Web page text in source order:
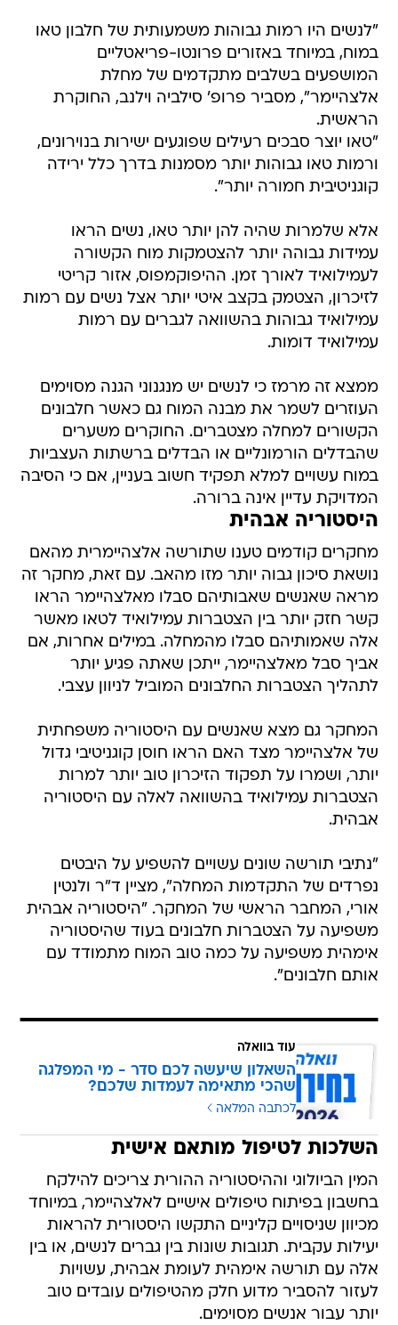
"לנשים היו רמות גבוהות משמעותית של חלבון טאו
במוח, במיוחד באזורים פרונטו-פריאטליים
המושפעים בשלבים מתקדמים של מחלת
אלצהיימר", מסביר פרופ' סילביה וילנב, החוקרת
הראשית.
"טאו יוצר סבכים רעילים שפוגעים ישירות בנוירונים,
ורמות טאו גבוהות יותר מסמנות בדרך כלל ירידה
קוגניטיבית חמורה יותר".
אלא שלמרות שהיה להן יותר טאו, נשים הראו
עמידות גבוהה יותר להצטמקות מוח הקשורה
לעמילואיד לאורך זמן. ההיפוקמפוס, אזור קריטי
לזיכרון, הצטמק בקצב איטי יותר אצל נשים עם רמות
עמילואיד גבוהות בהשוואה לגברים עם רמות
עמילואיד דומות.
ממצא זה מרמז כי לנשים יש מנגנוני הגנה מסוימים
העוזרים לשמר את מבנה המוח גם כאשר חלבונים
הקשורים למחלה מצטברים. החוקרים משערים
שהבדלים הורמונליים או הבדלים ברשתות העצביות
במוח עשויים למלא תפקיד חשוב בעניין, אם כי הסיבה
המדויקת עדיין אינה ברורה.
היסטוריה אבהית
מחקרים קודמים טענו שתורשה אלצהיימרית מהאם
נושאת סיכון גבוה יותר מזו מהאב. עם זאת, מחקר זה
מראה שאנשים שאבותיהם סבלו מאלצהיימר הראו
קשר חזק יותר בין הצטברות עמילואיד לטאו מאשר
אלה שאמותיהם סבלו מהמחלה. במילים אחרות, אם
אביך סבל מאלצהיימר, ייתכן שאתה פגיע יותר
לתהליך הצטברות החלבונים המוביל לניוון עצבי.
המחקר גם מצא שאנשים עם היסטוריה משפחתית
של אלצהיימר מצד האם הראו חוסן קוגניטיבי גדול
יותר, ושמרו על תפקוד הזיכרון טוב יותר למרות
הצטברות עמילואיד בהשוואה לאלה עם היסטוריה
אבהית.
"נתיבי תורשה שונים עשויים להשפיע על היבטים
נפרדים של התקדמות המחלה", מציין ד"ר ולנטין
אורי, המחבר הראשי של המחקר. "היסטוריה אבהית
משפיעה על הצטברות חלבונים בעוד שהיסטוריה
אימהית משפיעה על כמה טוב המוח מתמודד עם
אותם חלבונים".
עוד בוואלה
השאלון שיעשה לכם סדר - מי המפלגה
שהכי מתאימה לעמדות שלכם?
לכתבה המלאה
השלכות לטיפול מותאם אישית
המין הביולוגי וההיסטוריה ההורית צריכים להילקח
בחשבון בפיתוח טיפולים אישיים לאלצהיימר, במיוחד
מכיוון שניסויים קליניים התקשו היסטורית להראות
יעילות עקבית. תגובות שונות בין גברים לנשים, או בין
אלה עם תורשה אימהית לעומת אבהית, עשויות
לעזור להסביר מדוע חלק מהטיפולים עובדים טוב
יותר עבור אנשים מסוימים.